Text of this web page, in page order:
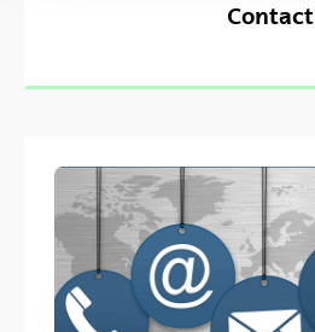
Contact